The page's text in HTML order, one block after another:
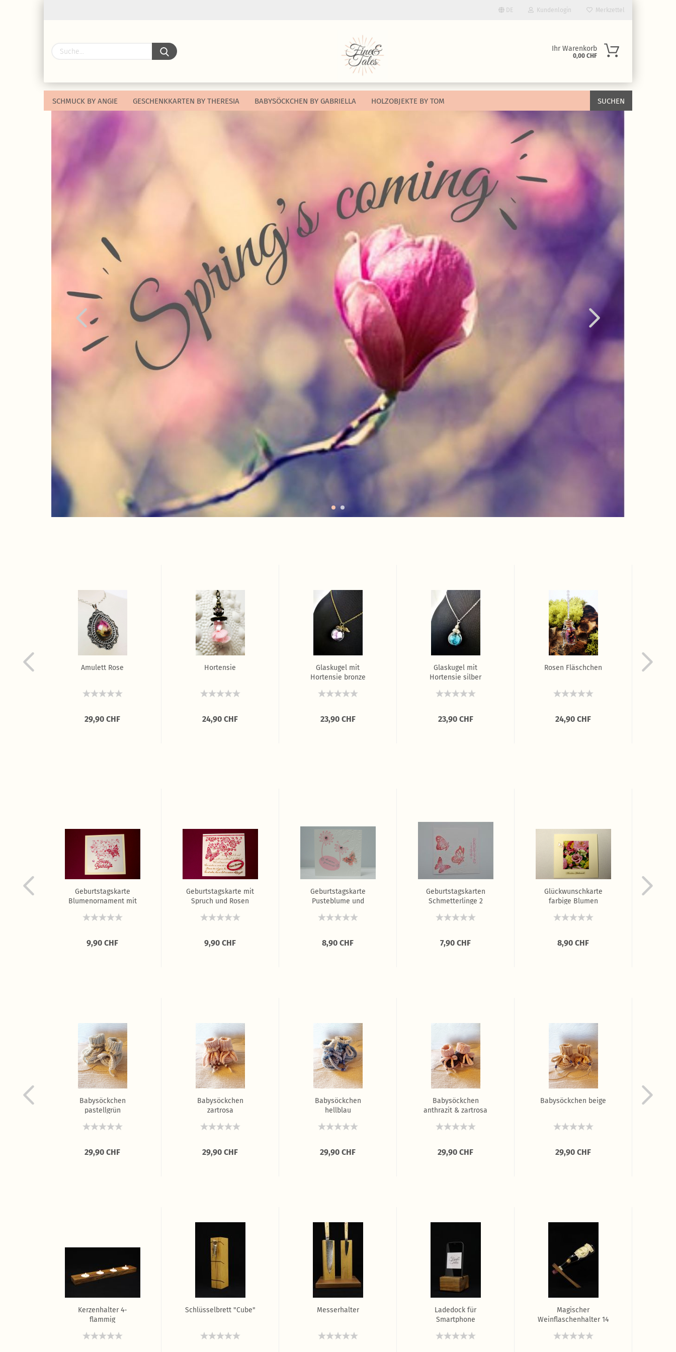
DE
Lieferland
Kundenlogin
Passwort vergessen?
Merkzettel
Ihr Warenkorb
0,00 CHF
SCHMUCK BY ANGIE GESCHENKKARTEN BY THERESIA BABYSÖCKCHEN BY GABRIELLA HOLZOBJEKTE BY TOM SUCHEN
Amulett Rose
29,90 CHF
Hortensie
24,90 CHF
Glaskugel mit
Hortensie bronze
23,90 CHF
Glaskugel mit
Hortensie silber
23,90 CHF
Rosen Fläschchen
24,90 CHF
Geburtstagskarte
Blumenornament mit
9,90 CHF
Geburtstagskarte mit
Spruch und Rosen
9,90 CHF
Geburtstagskarte
Pusteblume und
8,90 CHF
Geburtstagskarten
Schmetterlinge 2
7,90 CHF
Glückwunschkarte
farbige Blumen
8,90 CHF
Babysöckchen
pastellgrün
29,90 CHF
Babysöckchen
zartrosa
29,90 CHF
Babysöckchen
hellblau
29,90 CHF
Babysöckchen
anthrazit & zartrosa
29,90 CHF
Babysöckchen beige
29,90 CHF
Kerzenhalter 4-
flammig
Schlüsselbrett "Cube" Messerhalter
Ladedock für
Smartphone
Magischer
Weinflaschenhalter 14